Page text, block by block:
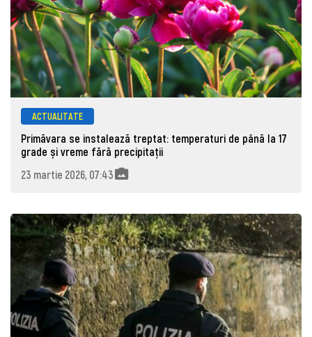
ACTUALITATE
Primăvara se instalează treptat: temperaturi de până la 17
grade și vreme fără precipitații
23 martie 2026, 07:43